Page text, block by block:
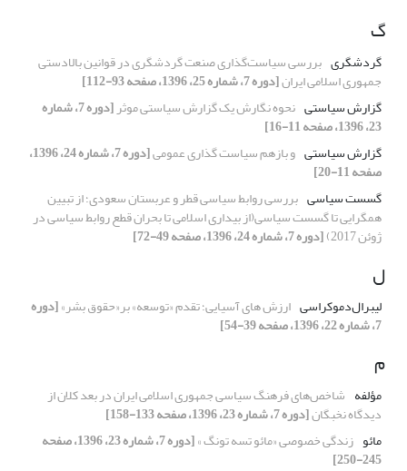
گ
گردشگری بررسی سیاست‌گذاری صنعت گردشگری در قوانین بالادستی
جمهوری اسلامی ایران[دوره 7، شماره 25، 1396، صفحه 93-112]
گزارش سیاستی نحوه نگارش یک گزارش سیاستی موثر [دوره 7، شماره
23، 1396، صفحه 11-16]
گزارش سیاستی و بازهم سیاست گذاری عمومی [دوره 7، شماره 24، 1396،
صفحه 11-20]
گسست سیاسی بررسی روابط سیاسی قطر و عربستان سعودی؛ از تبیین
همگرایی تا گسست سیاسی(از بیداری اسلامی تا بحران قطع روابط سیاسی در
ژوئن 2017) [دوره 7، شماره 24، 1396، صفحه 49-72]
ل
لیبرال‌دموکراسی ارزش های آسیایی؛ تقدم «توسعه» بر«حقوق بشر»[دوره
7، شماره 22، 1396، صفحه 39-54]
م
مؤلفه شاخص‌های فرهنگ سیاسی جمهوری اسلامی ایران در بعد کلان از
دیدگاه نخبگان[دوره 7، شماره 23، 1396، صفحه 133-158]
مائو زندگی خصوصی «مائو تسه تونگ » [دوره 7، شماره 23، 1396، صفحه
245-250]